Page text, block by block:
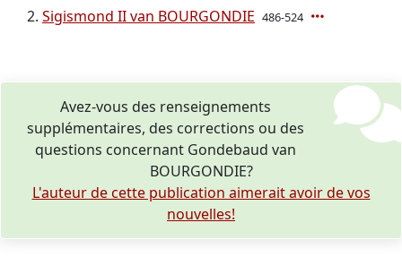
Sigismond II van BOURGONDIE 486-524
Avez-vous des renseignements
supplémentaires, des corrections ou des
questions concernant Gondebaud van
BOURGONDIE?
L'auteur de cette publication aimerait avoir de vos
nouvelles!